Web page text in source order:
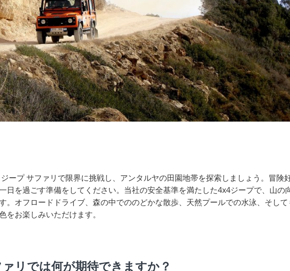
ープ サファリで限界に挑戦し、アンタルヤの田園地帯を探索しましょう。冒険
日を過ごす準備をしてください。当社の安全基準を満たした4x4ジープで、山の
。オフロードドライブ、森の中でののどかな散歩、天然プールでの水泳、そして
お楽しみいただけます。
リでは何が期待できますか？